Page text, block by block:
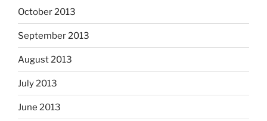
October 2013
September 2013
August 2013
July 2013
June 2013